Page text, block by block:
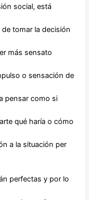
social, está
tomar la decisión
más sensato
o sensación de
pensar como si
qué haría o cómo
a la situación per
perfectas y por lo